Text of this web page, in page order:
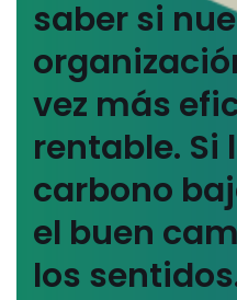
saber si
vez más
rentable. Si
carbono
el buen
los